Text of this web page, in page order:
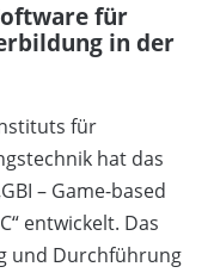
für
in der
für
hat das
– Game-based
entwickelt. Das
und Durchführung